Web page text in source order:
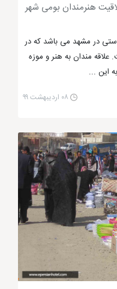
هنرمندان بومی شهر
در مشهد می باشد که در
مندان به هنر و موزه
این ...
۰۸ اردیبهشت ۹۹